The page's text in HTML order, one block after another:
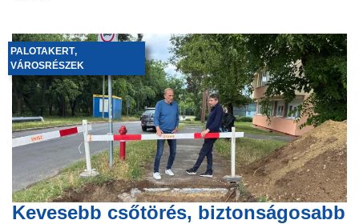
PALOTAKERT,
VÁROSRÉSZEK
Kevesebb csőtörés, biztonságosabb